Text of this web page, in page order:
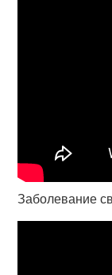
Заболевание